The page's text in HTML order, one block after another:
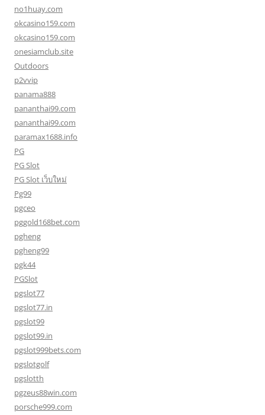
no1huay.com
okcasino159.com
okcasino159.com
onesiamclub.site
Outdoors
p2vvip
panama888
pananthai99.com
pananthai99.com
paramax1688.info
PG
PG Slot
PG Slot เว็บใหม่
Pg99
pgceo
pggold168bet.com
pgheng
pgheng99
pgk44
PGSlot
pgslot77
pgslot77.in
pgslot99
pgslot99.in
pgslot999bets.com
pgslotgolf
pgslotth
pgzeus88win.com
porsche999.com